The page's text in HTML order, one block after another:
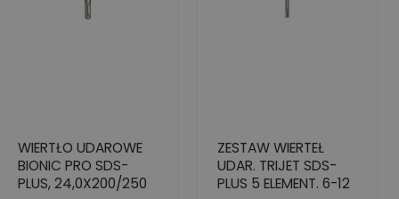
WIERTŁO UDAROWE
BIONIC PRO SDS-
PLUS, 24,0X200/250
ZESTAW WIERTEŁ
UDAR. TRIJET SDS-
PLUS 5 ELEMENT. 6-12